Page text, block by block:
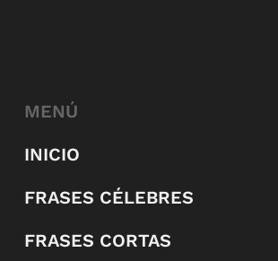
MENÚ
INICIO
FRASES CÉLEBRES
FRASES CORTAS